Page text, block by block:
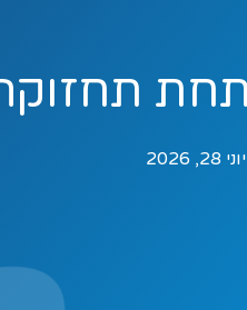
יוני 28, 2026